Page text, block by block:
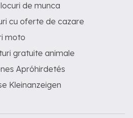
de munca
cu oferte de cazare
moto
gratuite animale
Apróhirdetés
Kleinanzeigen